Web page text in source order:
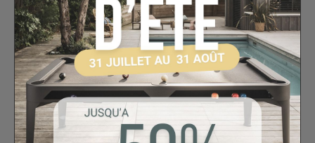
Le billard 2.10m Omega a été conçu avec
les meilleurs matériaux (ardoise 19mm,
bandes pool en caoutchouc naturel, tapis
de billard en laine), afin de vous offrir une
table de billard de qualité professionnelle.
Son style billard de café est très chaleureux
et saura parfaitement s'intégrer dans votre
espace de jeux.
Votre billard vous sera livré avec :
- 4 queues